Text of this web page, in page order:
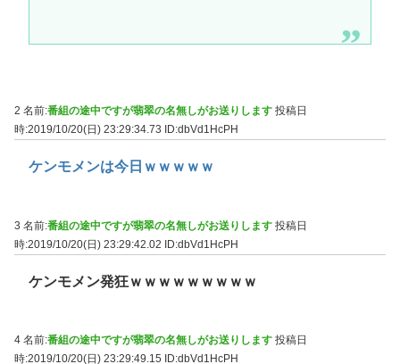
2 名前:番組の途中ですが翡翠の名無しがお送りします 投稿日
時:2019/10/20(日) 23:29:34.73
ID:dbVd1HcPH
ケンモメンは今日ｗｗｗｗｗ
3 名前:番組の途中ですが翡翠の名無しがお送りします 投稿日
時:2019/10/20(日) 23:29:42.02 ID:dbVd1HcPH
ケンモメン発狂ｗｗｗｗｗｗｗｗｗ
4 名前:番組の途中ですが翡翠の名無しがお送りします 投稿日
時:2019/10/20(日) 23:29:49.15
ID:dbVd1HcPH